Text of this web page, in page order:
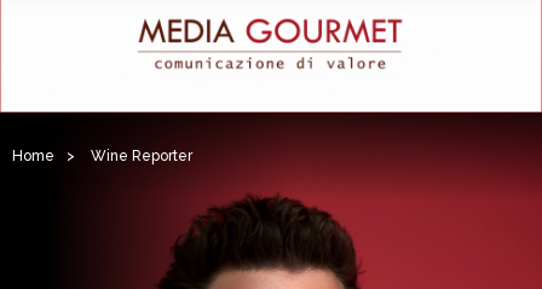
Home > Wine Reporter